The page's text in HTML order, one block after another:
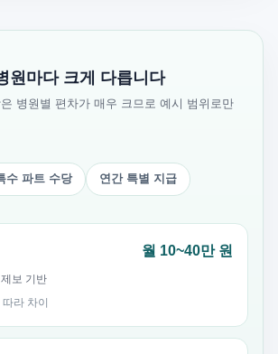
원마다 크게 다릅니다
병원별 편차가 매우 크므로 예시 범위로만
수 파트 수당 연간 특별 지급
월 10~40만 원
보 기반
라 차이